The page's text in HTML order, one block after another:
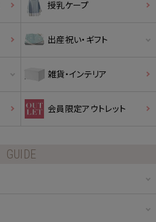
授乳ケープ
出産祝い・ギフト
雑貨・インテリア
会員限定アウトレット
GUIDE